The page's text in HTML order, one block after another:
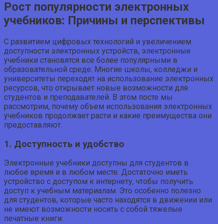
Рост популярности электронных
учебников: Причины и перспективы
С развитием цифровых технологий и увеличением
доступности электронных устройств, электронные
учебники становятся все более популярными в
образовательной среде. Многие школы, колледжи и
университеты переходят на использование электронных
ресурсов, что открывает новые возможности для
студентов и преподавателей. В этом посте мы
рассмотрим, почему объем использования электронных
учебников продолжает расти и какие преимущества они
предоставляют.
1. Доступность и удобство
Электронные учебники доступны для студентов в
любое время и в любом месте. Достаточно иметь
устройство с доступом к интернету, чтобы получить
доступ к учебным материалам. Это особенно полезно
для студентов, которые часто находятся в движении или
не имеют возможности носить с собой тяжелые
печатные книги.